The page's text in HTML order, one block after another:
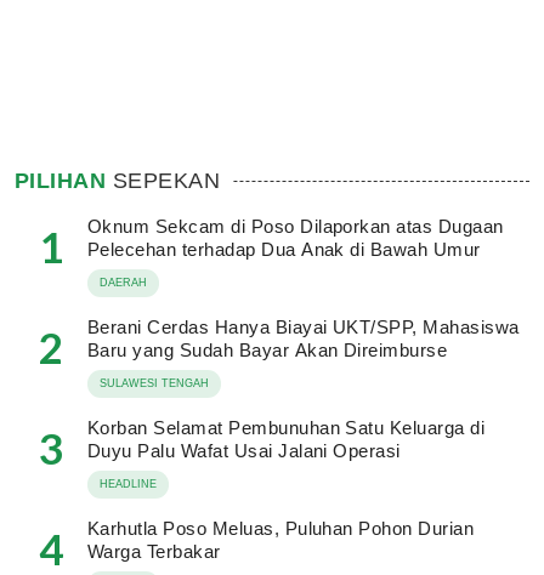
PILIHAN SEPEKAN
1
Oknum Sekcam di Poso Dilaporkan atas Dugaan
Pelecehan terhadap Dua Anak di Bawah Umur
DAERAH
2
Berani Cerdas Hanya Biayai UKT/SPP, Mahasiswa
Baru yang Sudah Bayar Akan Direimburse
SULAWESI TENGAH
3
Korban Selamat Pembunuhan Satu Keluarga di
Duyu Palu Wafat Usai Jalani Operasi
HEADLINE
4
Karhutla Poso Meluas, Puluhan Pohon Durian
Warga Terbakar